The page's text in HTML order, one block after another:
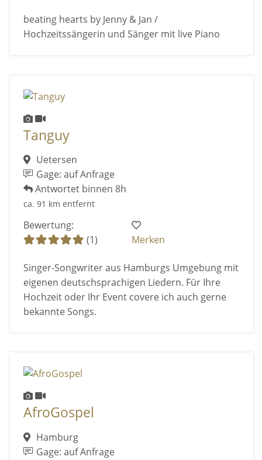
beating hearts by Jenny & Jan /
Hochzeitssängerin und Sänger mit live Piano
Tanguy
Uetersen
Gage: auf Anfrage
Antwortet binnen 8h
ca. 91 km entfernt
Bewertung:
(1)
Merken
Singer-Songwriter aus Hamburgs Umgebung mit
eigenen deutschsprachigen Liedern. Für Ihre
Hochzeit oder Ihr Event covere ich auch gerne
bekannte Songs.
AfroGospel
Hamburg
Gage: auf Anfrage